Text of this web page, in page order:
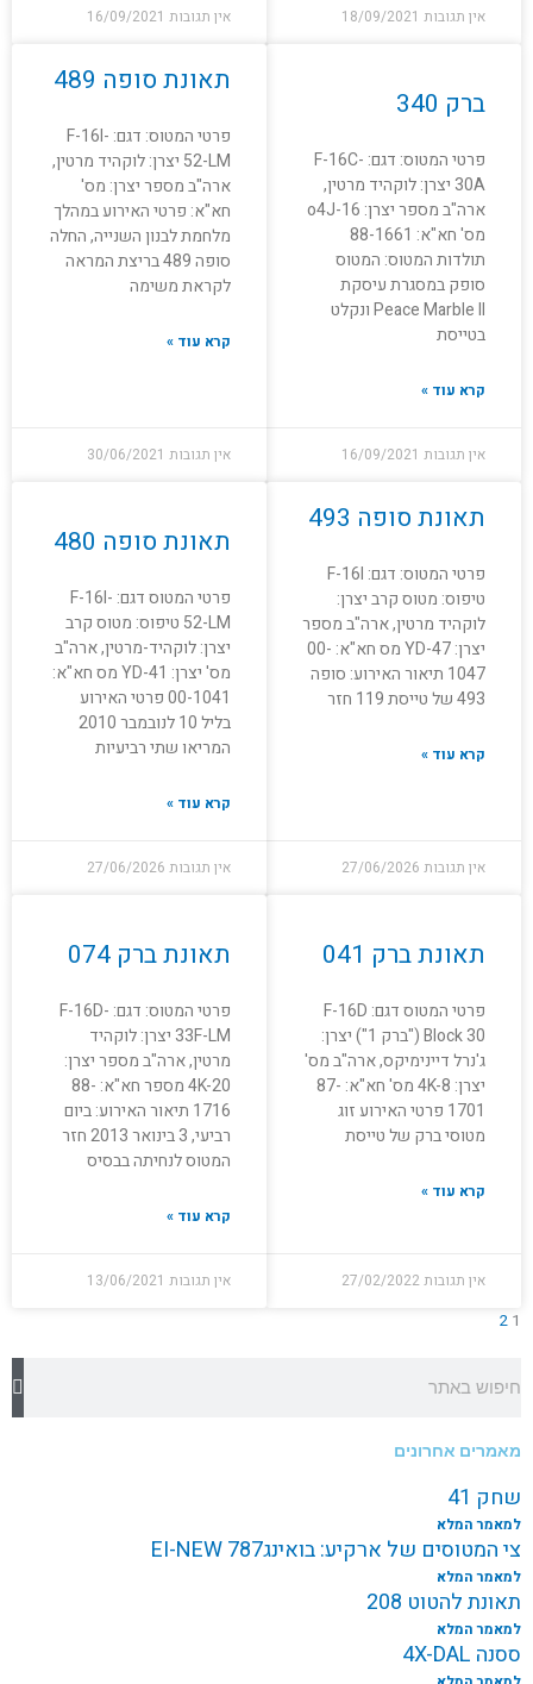
אין תגובות 18/09/2021 אין תגובות 16/09/2021
ברק 340
פרטי המטוס: דגם: F-16C-
30A יצרן: לוקהיד מרטין,
ארה"ב מספר יצרן: o4J-16
מס' חא"א: 88-1661
תולדות המטוס: המטוס
סופק במסגרת עיסקת
Peace Marble II ונקלט
בטייסת
קרא עוד »
אין תגובות 16/09/2021
תאונת סופה 489
פרטי המטוס: דגם: F-16I-
52-LM יצרן: לוקהיד מרטין,
ארה"ב מספר יצרן: מס'
חא"א: פרטי האירוע במהלך
מלחמת לבנון השנייה, החלה
סופה 489 בריצת המראה
לקראת משימה
קרא עוד »
אין תגובות 30/06/2021
תאונת סופה 493
פרטי המטוס: דגם: F-16I
טיפוס: מטוס קרב יצרן:
לוקהיד מרטין, ארה"ב מספר
יצרן: YD-47 מס חא"א: 00-
1047 תיאור האירוע: סופה
493 של טייסת 119 חזר
קרא עוד »
אין תגובות 27/06/2026
תאונת סופה 480
פרטי המטוס דגם: F-16I-
52-LM טיפוס: מטוס קרב
יצרן: לוקהיד-מרטין, ארה"ב
מס' יצרן: YD-41 מס חא"א:
00-1041 פרטי האירוע
בליל 10 לנובמבר 2010
המריאו שתי רביעיות
קרא עוד »
אין תגובות 27/06/2026
תאונת ברק 041
פרטי המטוס דגם: F-16D
Block 30 ("ברק 1") יצרן:
ג'נרל דיינימיקס, ארה"ב מס'
יצרן: 4K-8 מס' חא"א: 87-
1701 פרטי האירוע זוג
מטוסי ברק של טייסת
קרא עוד »
אין תגובות27/02/2022
תאונת ברק 074
פרטי המטוס: דגם: F-16D-
33F-LM יצרן: לוקהיד
מרטין, ארה"ב מספר יצרן:
4K-20 מספר חא"א: 88-
1716 תיאור האירוע: ביום
רביעי, 3 בינואר 2013 חזר
המטוס לנחיתה בבסיס
קרא עוד »
אין תגובות 13/06/2021
1
2
מאמרים אחרונים
שחק 41
למאמר המלא
צי המטוסים של ארקיע: בואינג787 EI-NEW
למאמר המלא
תאונת להטוט 208
למאמר המלא
ססנה 4X-DAL